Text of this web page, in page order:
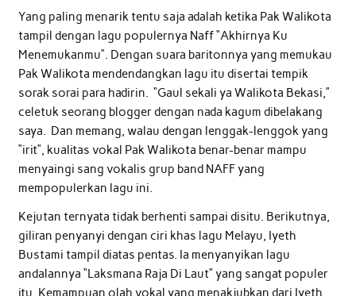
Yang paling menarik tentu saja adalah ketika Pak Walikota
tampil dengan lagu populernya Naff “Akhirnya Ku
Menemukanmu”. Dengan suara baritonnya yang memukau
Pak Walikota mendendangkan lagu itu disertai tempik
sorak sorai para hadirin. “Gaul sekali ya Walikota Bekasi,”
celetuk seorang blogger dengan nada kagum dibelakang
saya. Dan memang, walau dengan lenggak-lenggok yang
“irit”, kualitas vokal Pak Walikota benar-benar mampu
menyaingi sang vokalis grup band NAFF yang
mempopulerkan lagu ini.
Kejutan ternyata tidak berhenti sampai disitu. Berikutnya,
giliran penyanyi dengan ciri khas lagu Melayu, Iyeth
Bustami tampil diatas pentas. Ia menyanyikan lagu
andalannya “Laksmana Raja Di Laut” yang sangat populer
itu. Kemampuan olah vokal yang menakjubkan dari Iyeth